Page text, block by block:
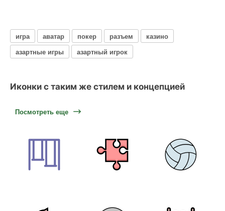
игра аватар покер разъем
казино
азартные игры
азартный игрок
Иконки с таким же стилем и концепцией
Посмотреть еще